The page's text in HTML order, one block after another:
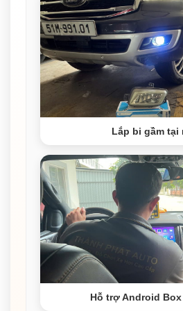
Lắp bi gầm tại
Hỗ trợ Android